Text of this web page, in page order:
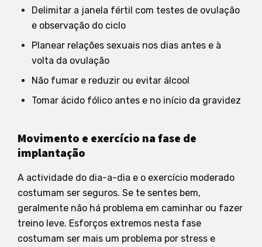
Delimitar a janela fértil com testes de ovulação
e observação do ciclo
Planear relações sexuais nos dias antes e à
volta da ovulação
Não fumar e reduzir ou evitar álcool
Tomar ácido fólico antes e no início da gravidez
Movimento e exercício na fase de
implantação
A actividade do dia-a-dia e o exercício moderado
costumam ser seguros. Se te sentes bem,
geralmente não há problema em caminhar ou fazer
treino leve. Esforços extremos nesta fase
costumam ser mais um problema por stress e